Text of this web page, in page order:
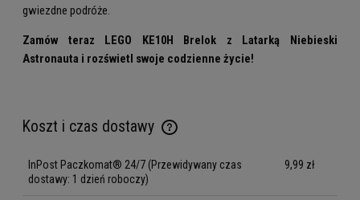
gwiezdne podróże.
Zamów teraz LEGO KE10H Brelok z Latarką Niebieski
Astronauta i rozświetl swoje codzienne życie!
Koszt i czas dostawy
Cena nie zawiera ewentualnych kosztów płatności
InPost Paczkomat® 24/7 (Przewidywany czas
dostawy: 1 dzień roboczy)
9,99 zł